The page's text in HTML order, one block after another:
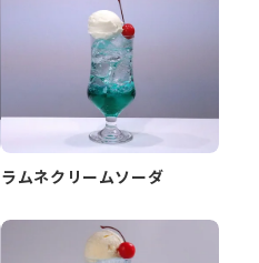
ラムネクリームソーダ